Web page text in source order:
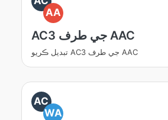
AA
AC3 جي طرف AAC
تبديل ڪريو AC3 جي طرف AAC
AC
WA